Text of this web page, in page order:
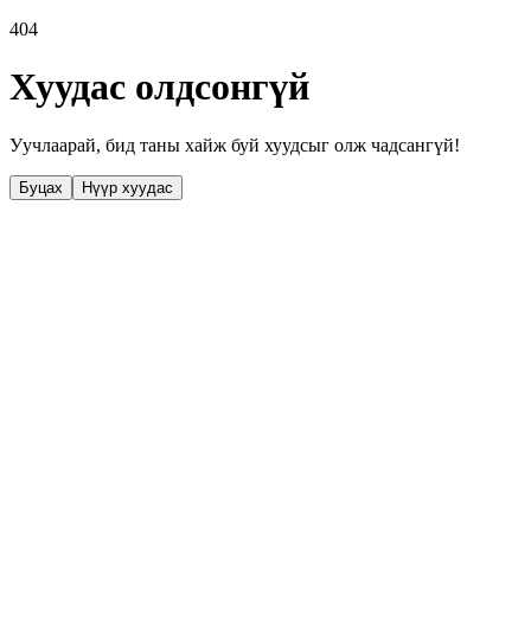
404
Хуудас олдсонгүй
Уучлаарай, бид таны хайж буй хуудсыг олж чадсангүй!
Буцах Нүүр хуудас